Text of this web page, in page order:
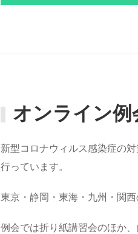
オンライン例
新型コロナウィルス感染症の
行っています。
東京・静岡・東海・九州・関
例会では折り紙講習会のほか